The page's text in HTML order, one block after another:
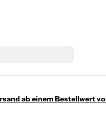
ab einem Bestellwert